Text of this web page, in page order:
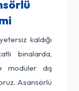
kaldığı
binalarda,
modüler dış
Asansörlü